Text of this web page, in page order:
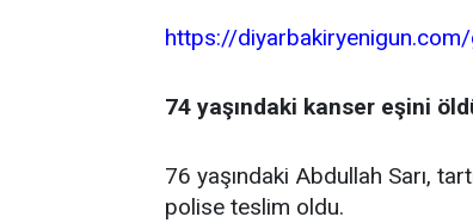
https://
74 yaşındaki kanser eşini
76 yaşındaki Abdullah Sarı,
polise teslim oldu.